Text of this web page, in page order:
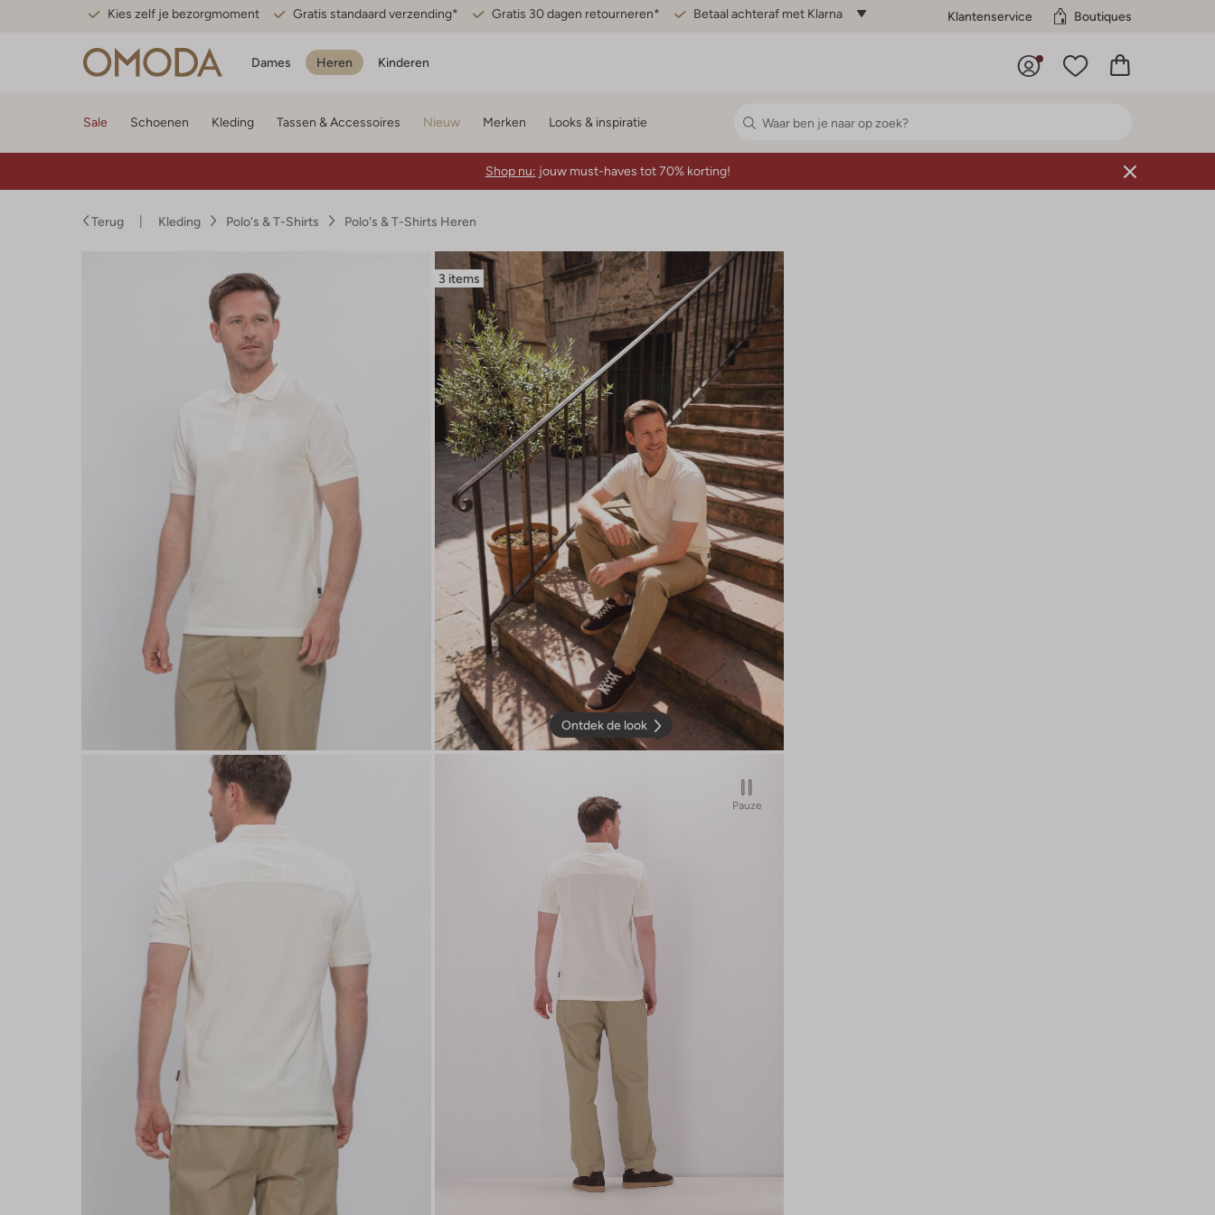
Kies zelf je bezorgmoment Gratis standaard verzending* Gratis 30 dagen retourneren* Betaal achteraf met Klarna Klantenservice Boutiques
Dames Heren Kinderen
Sale Schoenen Kleding Tassen & Accessoires Nieuw Merken Looks & inspiratie
Shop nu: jouw must-haves tot 70% korting!
Terug Kleding Polo's & T-Shirts Polo's & T-Shirts Heren
3 items
Ontdek de look
Pauze